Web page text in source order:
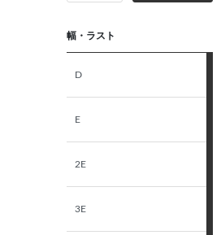
M
幅・ラスト
D
E
2E
3E